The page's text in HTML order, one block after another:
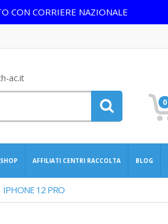
CON CORRIERE NAZIONALE
ac.it
0
SHOP AFFILIATI CENTRI RACCOLTA BLOG
IPHONE 12 PRO